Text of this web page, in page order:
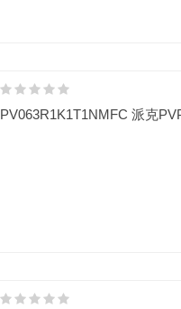
PV063R1K1T1NMFC 派克